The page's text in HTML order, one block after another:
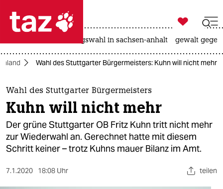
 taz zahl ich
taz zahl ich
themen
politik
öko

taz zahl ich
landtagswahl in sachsen-anhalt gewalt
Wahl des Stuttgarter Bürgermeisters: Kuhn will nicht mehr
Wahl des Stuttgarter Bürgermeisters
Kuhn will nicht mehr
Der grüne Stuttgarter OB Fritz Kuhn tritt nicht mehr
zur Wiederwahl an. Gerechnet hatte mit diesem
Schritt keiner – trotz Kuhns mauer Bilanz im Amt.
7.1.2020 18:08 Uhr teilen